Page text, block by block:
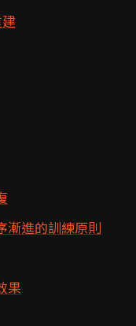
漸進的訓練原則
果